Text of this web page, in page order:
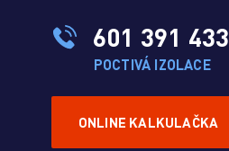
601 391 433
POCTIVÁ IZOLACE
ONLINE KALKULAČKA